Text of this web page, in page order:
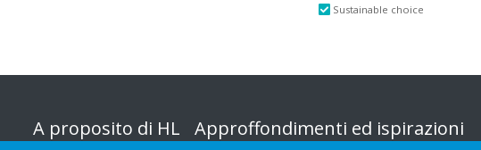
Sustainable choice
A proposito di HL Approffondimenti ed ispirazioni